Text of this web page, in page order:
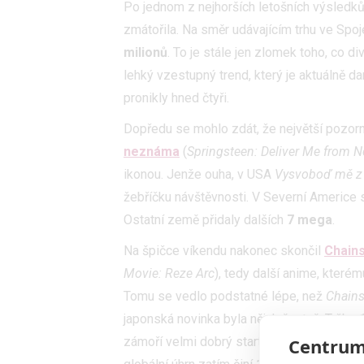
Po jednom z nejhorších letošních
zmátořila. Na směr udávajícím trhu ve
milionů. To je stále jen zlomek toho, co
lehký vzestupný trend, který je aktuálně
pronikly hned čtyři.
Dopředu se mohlo zdát, že největší
neznáma (Springsteen: Deliver Me from
ikonou. Jenže ouha, v USA Vysvoboď mě
žebříčku návštěvnosti. V Severní
Ostatní země přidaly dalších 7 mega.
Na špičce víkendu nakonec skončil
Movie: Reze Arc), tedy další anime,
Tomu se vedlo podstatné lépe, než
japonská novinka byla nějak špatně. Tržba
zámoří velmi dobrý start. Doma v